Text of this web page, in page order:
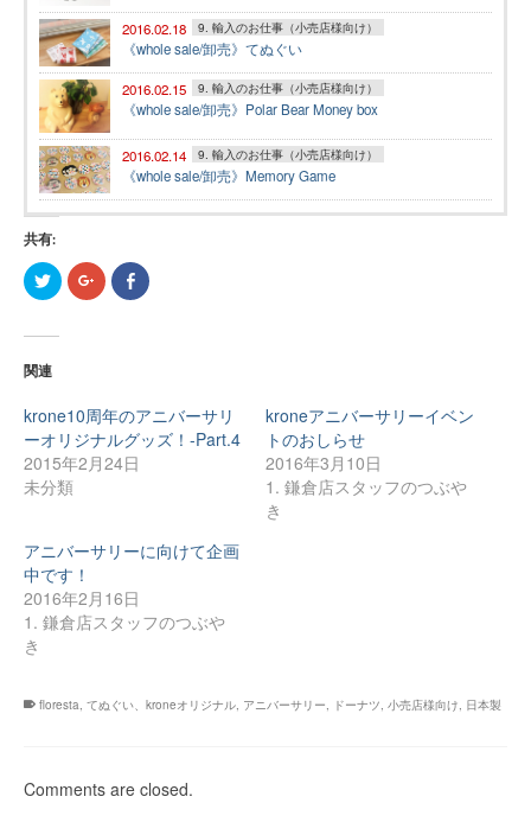
2016.02.18 9. 輸入のお仕事（小売店様向け）
《whole sale/卸売》てぬぐい
2016.02.15 9. 輸入のお仕事（小売店様向け）
《whole sale/卸売》Polar Bear Money box
2016.02.14 9. 輸入のお仕事（小売店様向け）
《whole sale/卸売》Memory Game
共有:
ク
リ
し
(新
し
い
ウ
ィ
ン
開
き
ま
す)
ク
リ
有
(新
し
い
ウ
ィ
開
き
す)
Facebook
で
リ
ッ
ク
し
し
い
ド
ウ
す)
関連
krone10周年のアニバーサリ
ーオリジナルグッズ！-Part.4
2015年2月24日
未分類
kroneアニバーサリーイベン
トのおしらせ
2016年3月10日
1. 鎌倉店スタッフのつぶや
き
アニバーサリーに向けて企画
中です！
2016年2月16日
1. 鎌倉店スタッフのつぶや
き
floresta, てぬぐい、kroneオリジナル, アニバーサリー, ドーナツ, 小売店様向け, 日本製
Comments are closed.